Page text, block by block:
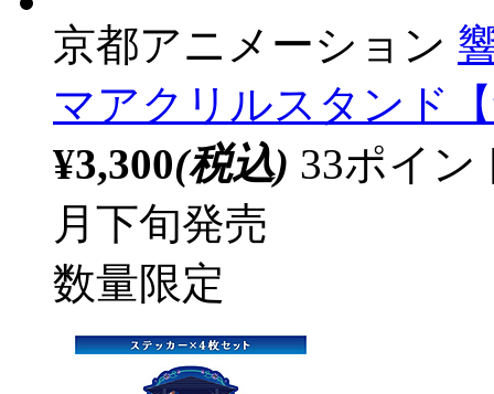
京都アニメーション
マアクリルスタンド
¥3,300(税込) 33ポイ
月下旬発売
数量限定